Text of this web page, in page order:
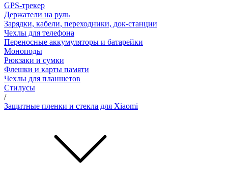
GPS-трекер
Держатели на руль
Зарядки, кабели, переходники, док-станции
Чехлы для телефона
Переносные аккумуляторы и батарейки
Моноподы
Рюкзаки и сумки
Флешки и карты памяти
Чехлы для планшетов
Стилусы
/
Защитные пленки и стекла для Xiaomi